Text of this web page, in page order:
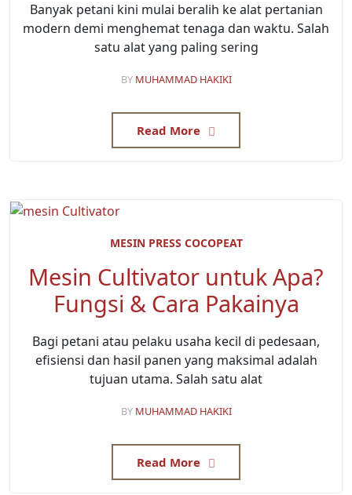
Banyak petani kini mulai beralih ke alat pertanian
modern demi menghemat tenaga dan waktu. Salah
satu alat yang paling sering
BY MUHAMMAD HAKIKI
Read More
MESIN PRESS COCOPEAT
Mesin Cultivator untuk Apa?
Fungsi & Cara Pakainya
Bagi petani atau pelaku usaha kecil di pedesaan,
efisiensi dan hasil panen yang maksimal adalah
tujuan utama. Salah satu alat
BY MUHAMMAD HAKIKI
Read More